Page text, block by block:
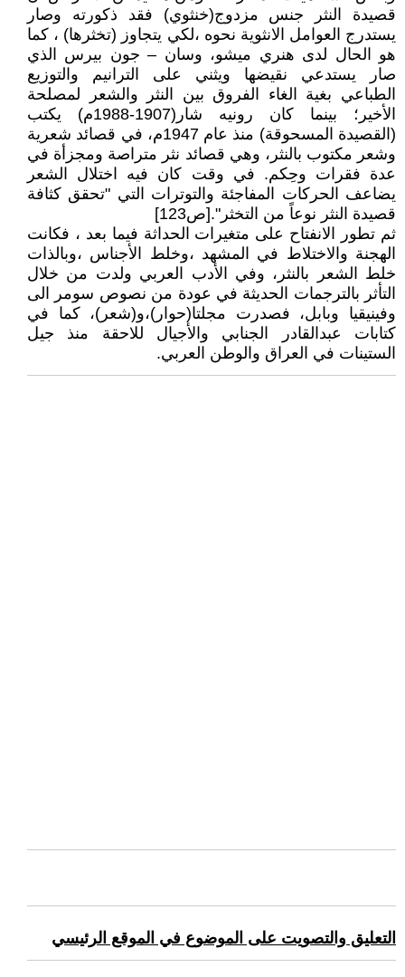
قصيدة النثر جنس مزدوج(خنثوي) فقد ذكورته وصار
يستدرج العوامل الانثوية نحوه ،لكي يتجاوز (تخثرها) ، كما
هو الحال لدى هنري ميشو، وسان – جون بيرس الذي
صار يستدعي نقيضها ويثني على الترانيم والتوزيع
الطباعي بغية الغاء الفروق بين النثر والشعر لمصلحة
الأخير؛ بينما كان رونيه شار(1907-1988م) يكتب
(القصيدة المسحوقة) منذ عام 1947م، في قصائد شعرية
وشعر مكتوب بالنثر، وهي قصائد نثر متراصة ومجزأة في
عدة فقرات وحِكم. في وقت كان فيه اختلال الشعر
يضاعف الحركات المفاجئة والتوترات التي "تحقق كثافة
قصيدة النثر نوعاً من التخثر".[ص123]
ثم تطور الانفتاح على متغيرات الحداثة فيما بعد ، فكانت
الهجنة والاختلاط في المشهد ،وخلط الأجناس ،وبالذات
خلط الشعر بالنثر، وفي الأدب العربي ولدت من خلال
التأثر بالترجمات الحديثة في عودة من نصوص سومر الى
وفينيقيا وبابل، فصدرت مجلتا(حوار)،و(شعر)، كما في
كتابات عبدالقادر الجنابي والأجيال للاحقة منذ جيل
الستينات في العراق والوطن العربي.
التعليق والتصويت على الموضوع في الموقع الرئيسي